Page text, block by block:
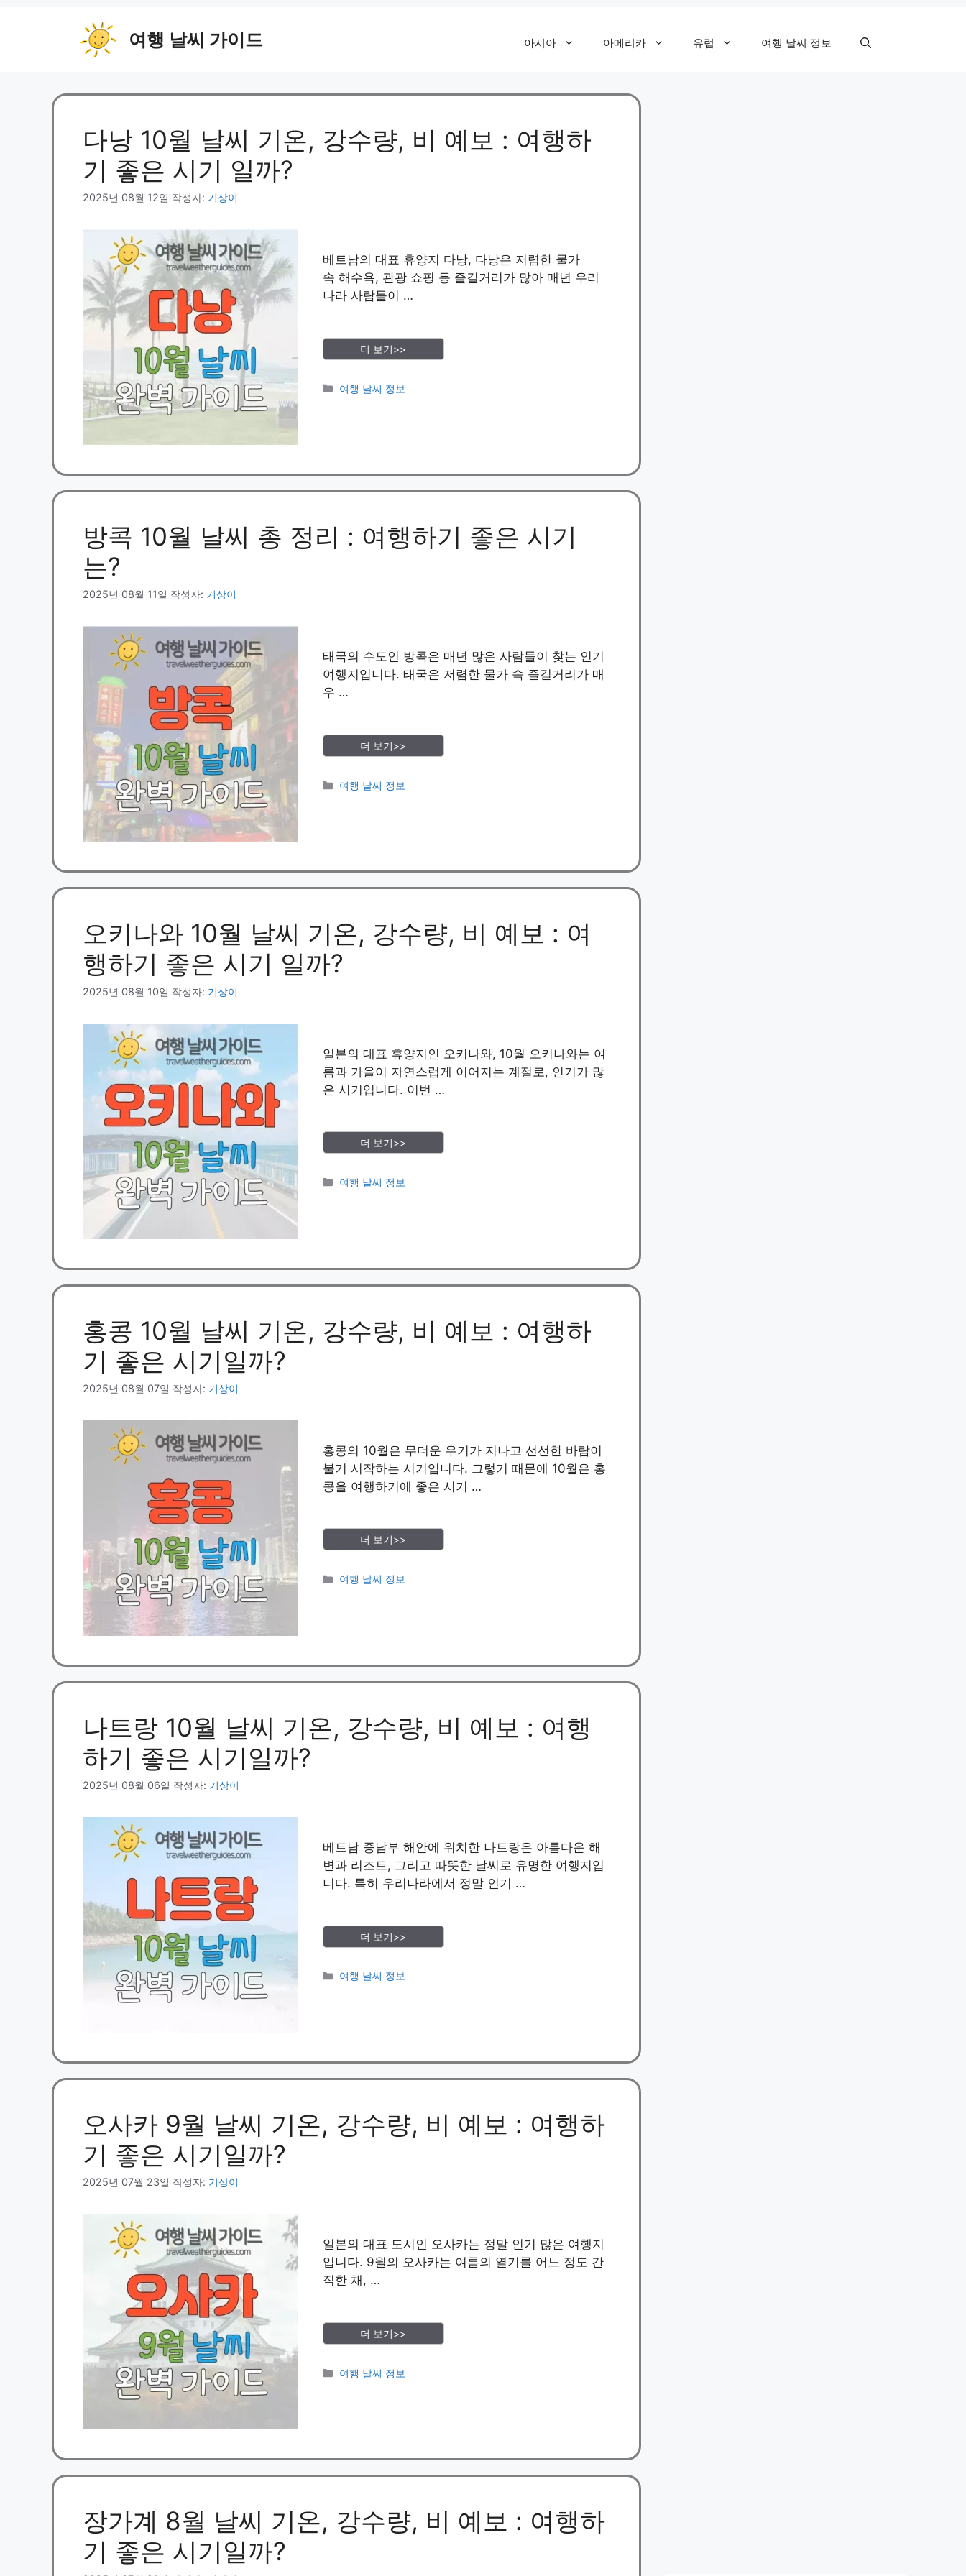
여행 날씨 가이드 아시아 아메리카 유럽 여행 날씨 정보
다낭 10월 날씨 기온, 강수량, 비 예보 : 여행하
기 좋은 시기 일까?
2025년 08월 12일 작성자: 기상이
베트남의 대표 휴양지 다낭, 다낭은 저렴한 물가
속 해수욕, 관광 쇼핑 등 즐길거리가 많아 매년 우리
나라 사람들이 …
더 보기>>
카
여행 날씨 정보
방콕 10월 날씨 총 정리 : 여행하기 좋은 시기
는?
2025년 08월 11일 작성자: 기상이
태국의 수도인 방콕은 매년 많은 사람들이 찾는 인기
여행지입니다. 태국은 저렴한 물가 속 즐길거리가 매
우 …
더 보기>>
카
여행 날씨 정보
오키나와 10월 날씨 기온, 강수량, 비 예보 : 여
행하기 좋은 시기 일까?
2025년 08월 10일 작성자: 기상이
일본의 대표 휴양지인 오키나와, 10월 오키나와는 여
름과 가을이 자연스럽게 이어지는 계절로, 인기가 많
은 시기입니다. 이번 …
더 보기>>
카
여행 날씨 정보
홍콩 10월 날씨 기온, 강수량, 비 예보 : 여행하
기 좋은 시기일까?
2025년 08월 07일 작성자: 기상이
홍콩의 10월은 무더운 우기가 지나고 선선한 바람이
불기 시작하는 시기입니다. 그렇기 때문에 10월은 홍
콩을 여행하기에 좋은 시기 …
더 보기>>
카
여행 날씨 정보
나트랑 10월 날씨 기온, 강수량, 비 예보 : 여행
하기 좋은 시기일까?
2025년 08월 06일 작성자: 기상이
베트남 중남부 해안에 위치한 나트랑은 아름다운 해
변과 리조트, 그리고 따뜻한 날씨로 유명한 여행지입
니다. 특히 우리나라에서 정말 인기 …
더 보기>>
카
여행 날씨 정보
오사카 9월 날씨 기온, 강수량, 비 예보 : 여행하
기 좋은 시기일까?
2025년 07월 23일 작성자: 기상이
일본의 대표 도시인 오사카는 정말 인기 많은 여행지
입니다. 9월의 오사카는 여름의 열기를 어느 정도 간
직한 채, …
더 보기>>
카
여행 날씨 정보
장가계 8월 날씨 기온, 강수량, 비 예보 : 여행하
기 좋은 시기일까?